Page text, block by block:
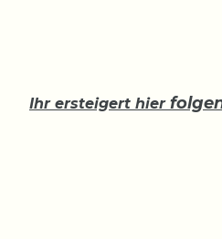
Ihr ersteigert hier